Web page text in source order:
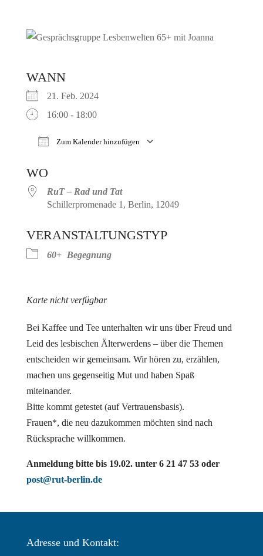
WANN
21. Feb. 2024
16:00 - 18:00
Zum Kalender hinzufügen
WO
RuT – Rad und Tat
Schillerpromenade 1, Berlin, 12049
VERANSTALTUNGSTYP
60+ Begegnung
Karte nicht verfügbar
Bei Kaffee und Tee unterhalten wir uns über Freud und
Leid des lesbischen Älterwerdens – über die Themen
entscheiden wir gemeinsam. Wir hören zu, erzählen,
machen uns gegenseitig Mut und haben Spaß
miteinander.
Bitte kommt getestet (auf Vertrauensbasis).
Frauen*, die neu dazukommen möchten sind nach
Rücksprache willkommen.
Anmeldung bitte bis 19.02. unter 6 21 47 53 oder
post@rut-berlin.de
Adresse und Kontakt: